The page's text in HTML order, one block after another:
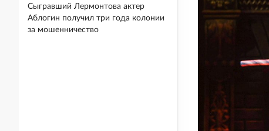
Сыгравший Лермонтова актер
Аблогин получил три года колонии
за мошенничество